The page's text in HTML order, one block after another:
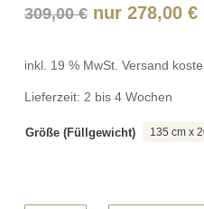
309,00€
war:
nur 278,00€
inkl. 19 % MwSt. Versand
Lieferzeit: 2 bis 4 Wochen
Größe (Füllgewicht)